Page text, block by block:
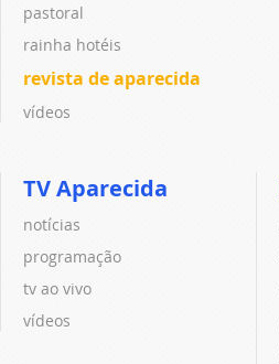
pastoral
rainha hotéis
revista de aparecida
vídeos
TV Aparecida
notícias
programação
tv ao vivo
vídeos